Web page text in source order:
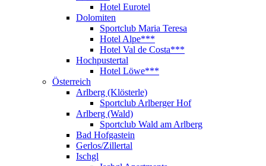
Hotel Eurotel
Dolomiten
Sportclub Maria Teresa
Hotel Alpe***
Hotel Val de Costa***
Hochpustertal
Hotel Löwe***
Österreich
Arlberg (Klösterle)
Sportclub Arlberger Hof
Arlberg (Wald)
Sportclub Wald am Arlberg
Bad Hofgastein
Gerlos/Zillertal
Ischgl